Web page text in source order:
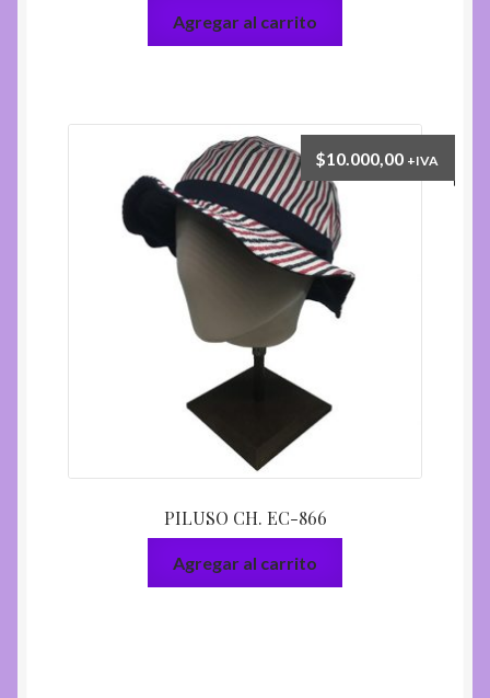
Agregar al carrito
PILUSO CH. EC-866
$10.000,00 +IVA
Agregar al carrito